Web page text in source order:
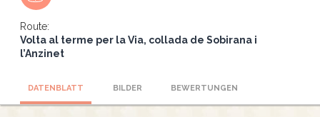
Route:
Volta al terme per la Via, collada de Sobirana i
l’Anzinet
DATENBLATT BILDER BEWERTUNGEN